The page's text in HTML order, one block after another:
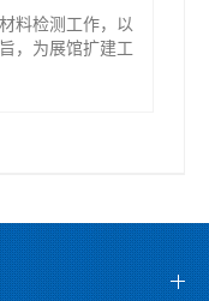
料检测工作，以
，为展馆扩建工